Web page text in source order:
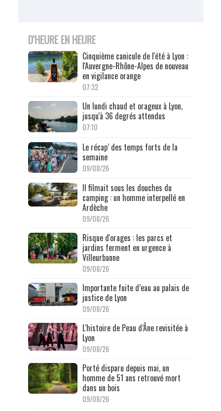
D'HEURE EN HEURE
Cinquième canicule de l'été à Lyon :
l'Auvergne-Rhône-Alpes de nouveau
en vigilance orange
07:32
Un lundi chaud et orageux à Lyon,
jusqu'à 36 degrés attendus
07:10
Le récap’ des temps forts de la
semaine
09/08/26
Il filmait sous les douches du
camping : un homme interpellé en
Ardèche
09/08/26
Risque d'orages : les parcs et
jardins ferment en urgence à
Villeurbanne
09/08/26
Importante fuite d’eau au palais de
justice de Lyon
09/08/26
L'histoire de Peau d’Âne revisitée à
Lyon
09/08/26
Porté disparu depuis mai, un
homme de 51 ans retrouvé mort
dans un bois
09/08/26